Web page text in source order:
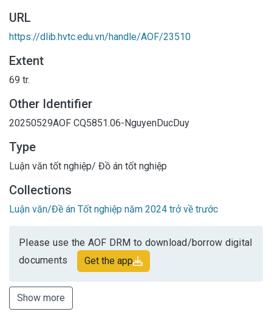
URL
https://dlib.hvtc.edu.vn/handle/AOF/23510
Extent
69 tr.
Other Identifier
20250529AOF CQ5851.06-NguyenDucDuy
Type
Luận văn tốt nghiệp/ Đồ án tốt nghiệp
Collections
Luận văn/Đề án Tốt nghiệp năm 2024 trở về trước
Please use the AOF DRM to download/borrow digital
documents
Get the app
Show more